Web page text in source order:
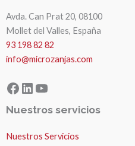
Avda. Can Prat 20, 08100
Mollet del Valles, España
93 198 82 82
info@microzanjas.com
Facebook
LinkedIn
YouTube
Nuestros servicios
Nuestros Servicios